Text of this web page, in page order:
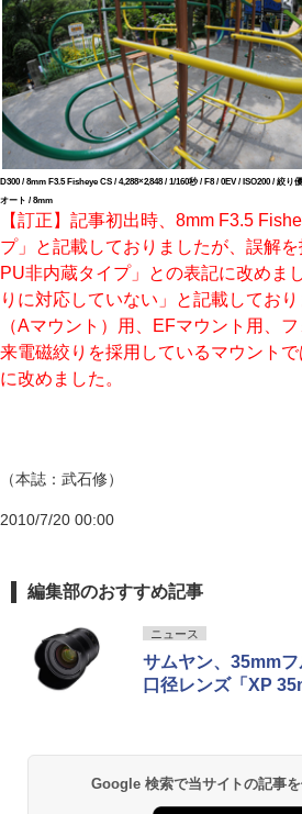
D300 / 8mm F3.5 Fisheye CS / 4,288×2,848 / 1/160秒 / F8 / 0EV / ISO200 / 絞り
オート / 8mm
【訂正】記事初出時、8mm F3.5
プ」と記載しておりましたが、誤解
PU非内蔵タイプ」との表記に改めま
りに対応していない」と記載してお
（Aマウント）用、EFマウント用、
来電磁絞りを採用しているマウントで
に改めました。
（本誌：武石修）
2010/7/20 00:00
編集部のおすすめ記事
ニュース
サムヤン、35mm
口径レンズ「XP
Google 検索で当サイトの記事